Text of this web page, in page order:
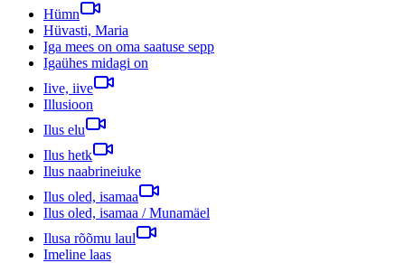
Hümn
Hüvasti, Maria
Iga mees on oma saatuse sepp
Igaühes midagi on
Iive, iive
Illusioon
Ilus elu
Ilus hetk
Ilus naabrineiuke
Ilus oled, isamaa
Ilus oled, isamaa / Munamäel
Ilusa rõõmu laul
Imeline laas